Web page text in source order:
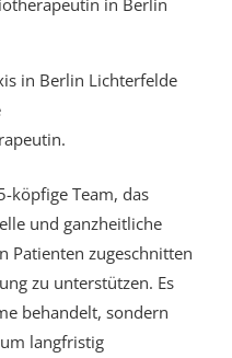
in Berlin Lichterfelde
köpfige Team, das
und ganzheitliche
Patienten zugeschnitten
zu unterstützen. Es
behandelt, sondern
langfristig